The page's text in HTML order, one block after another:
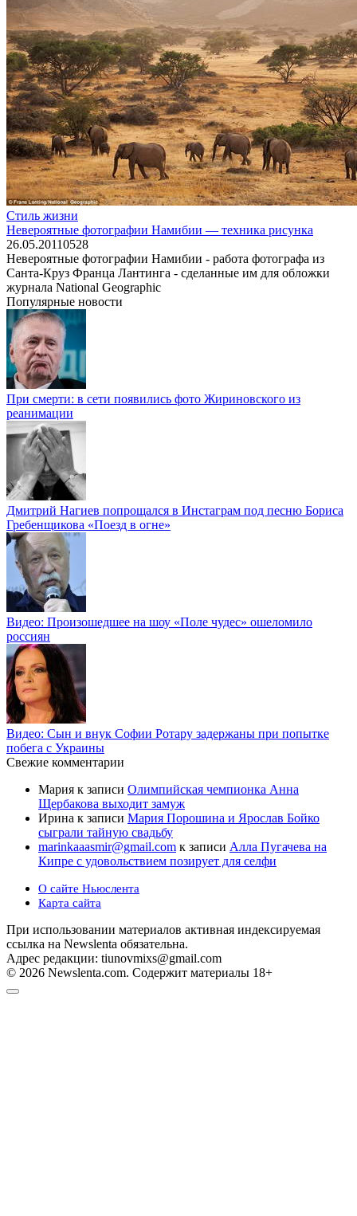
Стиль жизни
Невероятные фотографии Намибии — техника рисунка
26.05.20110528
Невероятные фотографии Намибии - работа фотографа из
Санта-Круз Франца Лантинга - сделанные им для обложки
журнала National Geographic
Популярные новости
При смерти: в сети появились фото Жириновского из
реанимации
Дмитрий Нагиев попрощался в Инстаграм под песню Бориса
Гребенщикова «Поезд в огне»
Видео: Произошедшее на шоу «Поле чудес» ошеломило
россиян
Видео: Сын и внук Софии Ротару задержаны при попытке
побега с Украины
Свежие комментарии
Мария к записи Олимпийская чемпионка Анна
Щербакова выходит замуж
Ирина к записи Мария Порошина и Ярослав Бойко
сыграли тайную свадьбу
marinkaaasmir@gmail.com к записи Алла Пугачева на
Кипре с удовольствием позирует для селфи
О сайте Ньюслента
Карта сайта
При использовании материалов активная индексируемая
ссылка на Newslenta обязательна.
Адрес редакции: tiunovmixs@gmail.com
© 2026 Newslenta.com. Содержит материалы 18+